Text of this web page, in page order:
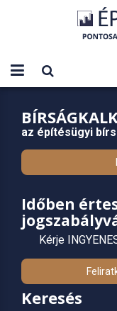
az építésügyi
Időben
Kérje
Keresés